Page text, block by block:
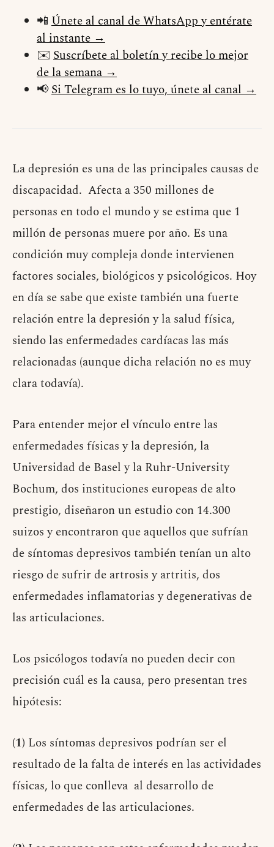
📲 Únete al canal de WhatsApp y entérate
al instante →
✉️ Suscríbete al boletín y recibe lo mejor
de la semana →
📢Si Telegram es lo tuyo, únete al canal →
La depresión es una de las principales causas de
discapacidad. Afecta a 350 millones de
personas en todo el mundo y se estima que 1
millón de personas muere por año. Es una
condición muy compleja donde intervienen
factores sociales, biológicos y psicológicos. Hoy
en día se sabe que existe también una fuerte
relación entre la depresión y la salud física,
siendo las enfermedades cardíacas las más
relacionadas (aunque dicha relación no es muy
clara todavía).
Para entender mejor el vínculo entre las
enfermedades físicas y la depresión, la
Universidad de Basel y la Ruhr-University
Bochum, dos instituciones europeas de alto
prestigio, diseñaron un estudio con 14.300
suizos y encontraron que aquellos que sufrían
de síntomas depresivos también tenían un alto
riesgo de sufrir de artrosis y artritis, dos
enfermedades inflamatorias y degenerativas de
las articulaciones.
Los psicólogos todavía no pueden decir con
precisión cuál es la causa, pero presentan tres
hipótesis:
(1) Los síntomas depresivos podrían ser el
resultado de la falta de interés en las actividades
físicas, lo que conlleva al desarrollo de
enfermedades de las articulaciones.